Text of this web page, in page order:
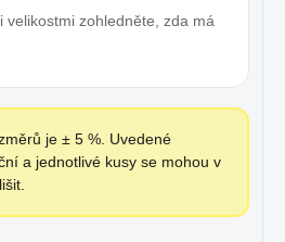
velikostmi zohledněte, zda má
je ± 5 %. Uvedené
a jednotlivé kusy se mohou v